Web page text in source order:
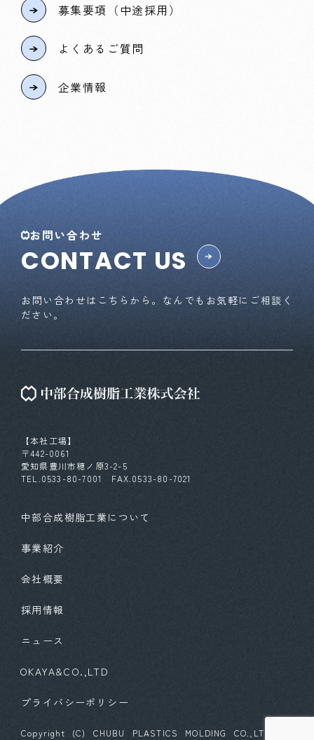
募集要項（中途採用）
よくあるご質問
企業情報
お問い合わせ
CONTACT US
お問い合わせはこちらから。なんでもお気軽にご相談く
ださい。
【本社工場】
〒442-0061
愛知県豊川市穂ノ原3-2-5
TEL.0533-80-7001 FAX.0533-80-7021
中部合成樹脂工業について
事業紹介
会社概要
採用情報
ニュース
OKAYA&CO.,LTD
プライバシーポリシー
Copyright (C) CHUBU PLASTICS MOLDING CO.,LTD. All